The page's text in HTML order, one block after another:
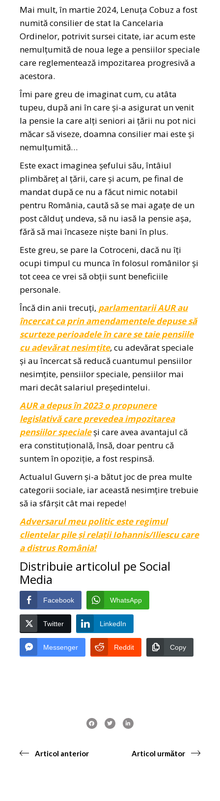
Mai mult, în martie 2024, Lenuţa Cobuz a fost
numită consilier de stat la Cancelaria
Ordinelor, potrivit sursei citate, iar acum este
nemulțumită de noua lege a pensiilor speciale
care reglementează impozitarea progresivă a
acestora.
Îmi pare greu de imaginat cum, cu atâta
tupeu, după ani în care și-a asigurat un venit
la pensie la care alți seniori ai țării nu pot nici
măcar să viseze, doamna consilier mai este și
nemulțumită…
Este exact imaginea șefului său, întâiul
plimbăreț al țării, care și acum, pe final de
mandat după ce nu a făcut nimic notabil
pentru România, caută să se mai agațe de un
post călduț undeva, să nu iasă la pensie așa,
fără să mai încaseze niște bani în plus.
Este greu, se pare la Cotroceni, dacă nu îți
ocupi timpul cu munca în folosul românilor și
tot ceea ce vrei să obții sunt beneficiile
personale.
Încă din anii trecuți, parlamentarii AUR au
încercat ca prin amendamentele depuse să
scurteze perioadele în care se taie pensiile
cu adevărat nesimțite, cu adevărat speciale
și au încercat să reducă cuantumul pensiilor
nesimțite, pensiilor speciale, pensiilor mai
mari decât salariul președintelui.
AUR a depus în 2023 o propunere
legislativă care prevedea impozitarea
pensiilor specialeși care avea avantajul că
era constituțională, însă, doar pentru că
suntem în opoziție, a fost respinsă.
Actualul Guvern și-a bătut joc de prea multe
categorii sociale, iar această nesimțire trebuie
să ia sfârșit cât mai repede!
Adversarul meu politic este regimul
clientelar pile și relații Iohannis/Iliescu care
a distrus România!
Distribuie articolul pe Social
Media
Facebook WhatsApp
Twitter LinkedIn
Messenger Reddit Copy
Articol anterior Articol următor